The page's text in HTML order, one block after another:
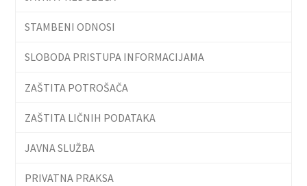
STAMBENI ODNOSI
SLOBODA PRISTUPA INFORMACIJAMA
ZAŠTITA POTROŠAČA
ZAŠTITA LIČNIH PODATAKA
JAVNA SLUŽBA
PRIVATNA PRAKSA